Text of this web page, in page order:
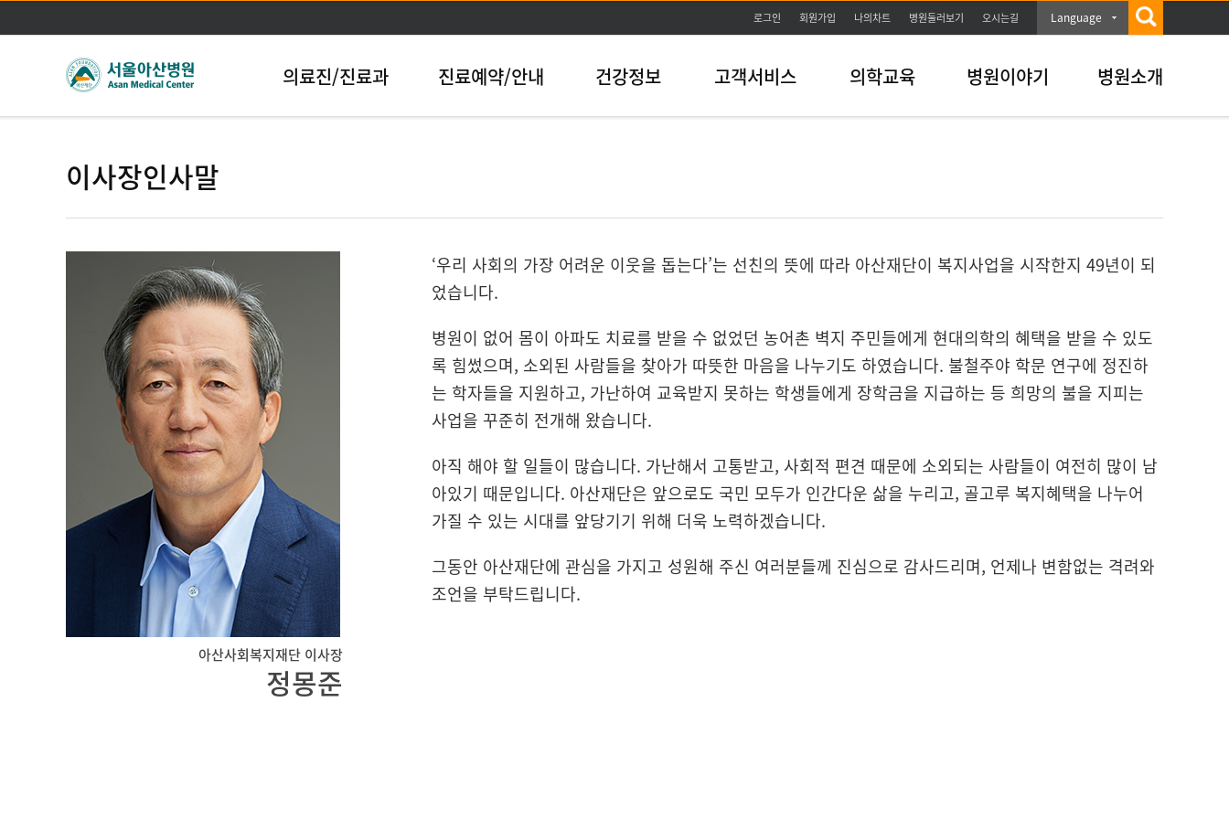
본문바로가기
로그인 회원가입 나의차트 병원둘러보기 오시는길 Language
의료진/진료과 진료예약/안내 건강정보 고객서비스 의학교육 병원이야기 병원소개
이사장인사말
‘우리 사회의 가장 어려운 이웃을 돕는다’는 선친의 뜻에 따라 아산재단이 복지사업을 시작한지 49년이 되
었습니다.
병원이 없어 몸이 아파도 치료를 받을 수 없었던 농어촌 벽지 주민들에게 현대의학의 혜택을 받을 수 있도
록 힘썼으며, 소외된 사람들을 찾아가 따뜻한 마음을 나누기도 하였습니다. 불철주야 학문 연구에 정진하
는 학자들을 지원하고, 가난하여 교육받지 못하는 학생들에게 장학금을 지급하는 등 희망의 불을 지피는
사업을 꾸준히 전개해 왔습니다.
아직 해야 할 일들이 많습니다. 가난해서 고통받고, 사회적 편견 때문에 소외되는 사람들이 여전히 많이 남
아있기 때문입니다. 아산재단은 앞으로도 국민 모두가 인간다운 삶을 누리고, 골고루 복지혜택을 나누어
가질 수 있는 시대를 앞당기기 위해 더욱 노력하겠습니다.
그동안 아산재단에 관심을 가지고 성원해 주신 여러분들께 진심으로 감사드리며, 언제나 변함없는 격려와
조언을 부탁드립니다.
아산사회복지재단 이사장
정몽준